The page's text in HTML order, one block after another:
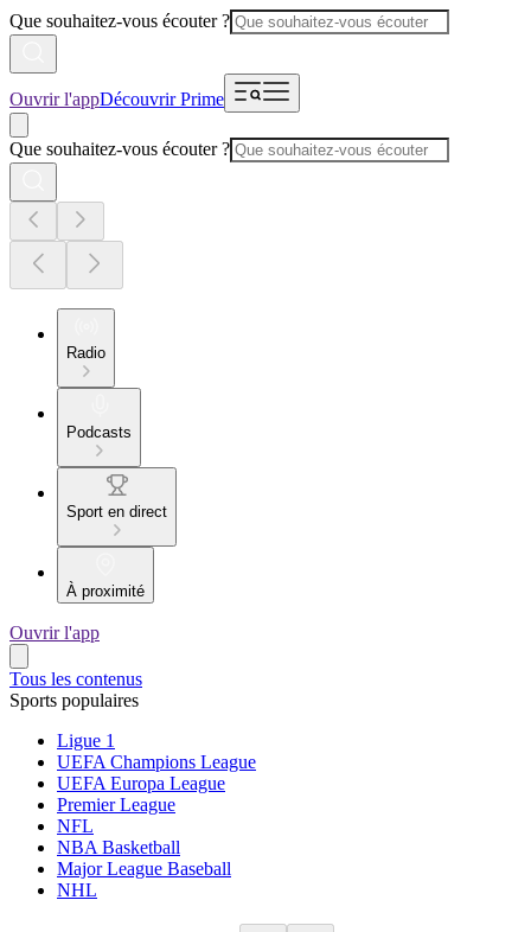
Que souhaitez-vous écouter ?
Ouvrir l'appDécouvrir Prime
Que souhaitez-vous écouter ?
Radio
Podcasts
Sport en direct
À proximité
Ouvrir l'app
Tous les contenus
Sports populaires
Ligue 1
UEFA Champions League
UEFA Europa League
Premier League
NFL
NBA Basketball
Major League Baseball
NHL